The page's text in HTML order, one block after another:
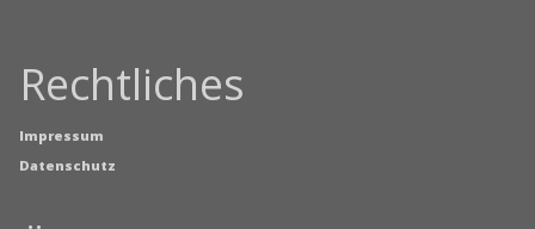
Rechtliches
Impressum
Datenschutz